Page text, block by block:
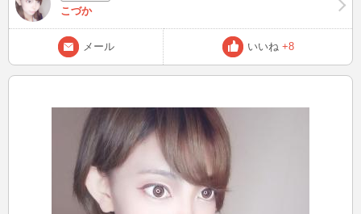
こづか
メール いいね +8